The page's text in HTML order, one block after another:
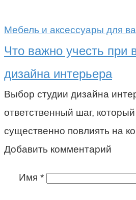
Мебель и аксессуары для
Что важно учесть при
дизайна интерьера
Выбор студии дизайна
ответственный шаг,
существенно повлиять на
Добавить комментарий
Имя *